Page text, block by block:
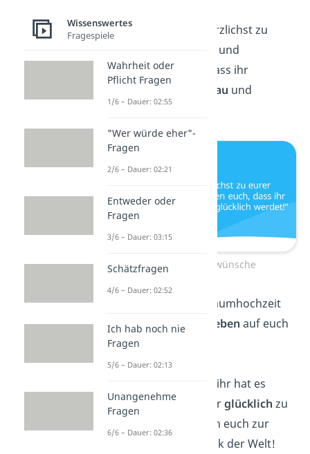
Wir gratulieren herzlichst zu
eurer Vermählung und
wünschen euch, dass ihr
gemeinsam
grau und
Kurze Hochzeitswünsche
Möge nach der Traumhochzeit
eintraumhaftes Leben auf euch
warten!
Ein tolles Paar wie ihr hat es
verdient, für immerglücklich zu
sein. Wir wünschen euch zur
Hochzeit alles Glück der Welt!
Wissenswertes
Fragespiele
Wahrheit oder
Pflicht Fragen
1/6 – Dauer: 02:55
"Wer würde eher"-
Fragen
2/6 – Dauer: 02:21
Entweder oder
Fragen
3/6 – Dauer: 03:15
Schätzfragen
4/6 – Dauer: 02:52
Ich hab noch nie
Fragen
5/6 – Dauer: 02:13
Unangenehme
Fragen
6/6 – Dauer: 02:36